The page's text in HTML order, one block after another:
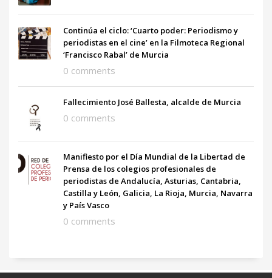
Continúa el ciclo: ‘Cuarto poder: Periodismo y
periodistas en el cine’ en la Filmoteca Regional
‘Francisco Rabal’ de Murcia
0 comments
Fallecimiento José Ballesta, alcalde de Murcia
0 comments
Manifiesto por el Día Mundial de la Libertad de
Prensa de los colegios profesionales de
periodistas de Andalucía, Asturias, Cantabria,
Castilla y León, Galicia, La Rioja, Murcia, Navarra
y País Vasco
0 comments